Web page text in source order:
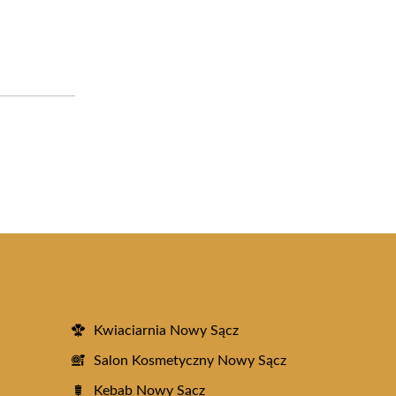
Kwiaciarnia Nowy Sącz
Salon Kosmetyczny Nowy Sącz
Kebab Nowy Sącz